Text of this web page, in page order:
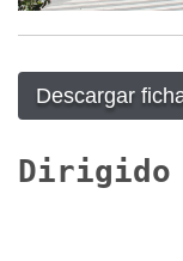
Descargar
Dirigido